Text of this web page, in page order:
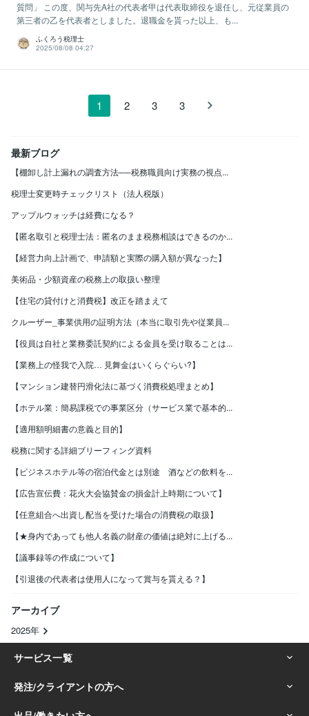
質問」 この度、関与先A社の代表者甲は代表取締役を退任し、元従業員の
第三者の乙を代表者としました。退職金を貰った以上、も...
ふくろう税理士
2025/08/08 04:27
1 2 3 3
最新ブログ
【棚卸し計上漏れの調査方法──税務職員向け実務の視点...
税理士変更時チェックリスト（法人税版）
アップルウォッチは経費になる？
【匿名取引と税理士法：匿名のまま税務相談はできるのか...
【経営力向上計画で、申請額と実際の購入額が異なった】
美術品・少額資産の税務上の取扱い整理
【住宅の貸付けと消費税】改正を踏まえて
クルーザー_事業供用の証明方法（本当に取引先や従業員...
【役員は自社と業務委託契約による金員を受け取ることは...
【業務上の怪我で入院… 見舞金はいくらぐらい?】
【マンション建替円滑化法に基づく消費税処理まとめ】
【ホテル業：簡易課税での事業区分（サービス業で基本的...
【適用額明細書の意義と目的】
税務に関する詳細ブリーフィング資料
【ビジネスホテル等の宿泊代金とは別途 酒などの飲料を...
【広告宣伝費：花火大会協賛金の損金計上時期について】
【任意組合へ出資し配当を受けた場合の消費税の取扱】
【★身内であっても他人名義の財産の価値は絶対に上げる...
【議事録等の作成について】
【引退後の代表者は使用人になって賞与を貰える？】
アーカイブ
2025年